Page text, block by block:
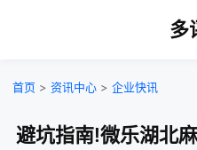
多
首页 > 资讯中心 > 企业快讯
避坑指南!微乐湖北